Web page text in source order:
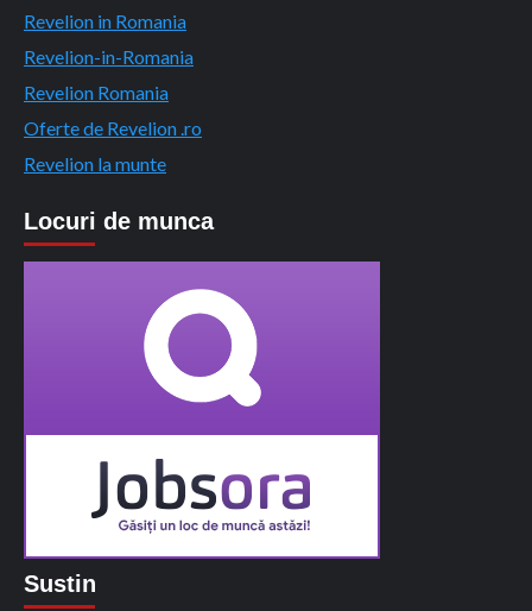
Revelion in Romania
Revelion-in-Romania
Revelion Romania
Oferte de Revelion .ro
Revelion la munte
Locuri de munca
Sustin